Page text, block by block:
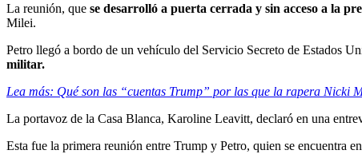
La reunión, que se desarrolló a puerta cerrada y sin acceso a la
Milei.
Petro llegó a bordo de un vehículo del Servicio Secreto de Estados
militar.
Lea más: Qué son las “cuentas Trump” por las que la rapera Nicki
La portavoz de la Casa Blanca, Karoline Leavitt, declaró en una
Esta fue la primera reunión entre Trump y Petro, quien se encuentra